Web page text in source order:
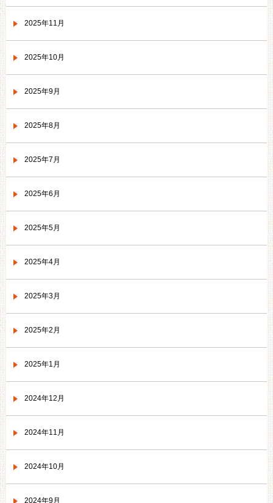
2025年11月
2025年10月
2025年9月
2025年8月
2025年7月
2025年6月
2025年5月
2025年4月
2025年3月
2025年2月
2025年1月
2024年12月
2024年11月
2024年10月
2024年9月